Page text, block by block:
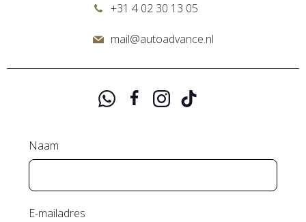
+31 4 02 30 13 05
mail@autoadvance.nl
Naam
E-mailadres